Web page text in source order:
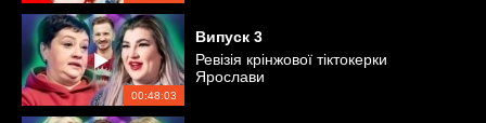
00:48:03
Випуск 3
Ревізія крінжової тіктокерки
Ярослави